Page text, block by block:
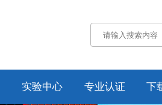
实验中心 专业认证 下